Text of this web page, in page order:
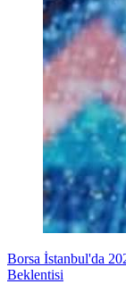
Borsa İstanbul'da
Beklentisi